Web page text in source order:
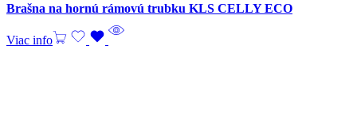
Brašna na hornú rámovú trubku KLS CELLY ECO
Viac info